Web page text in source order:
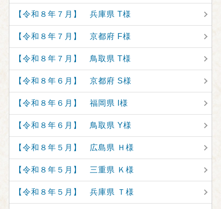
【令和８年７月】 兵庫県 T様
【令和８年７月】 京都府 F様
【令和８年７月】 鳥取県 T様
【令和８年６月】 京都府 S様
【令和８年６月】 福岡県 I様
【令和８年６月】 鳥取県 Y様
【令和８年５月】 広島県 Ｈ様
【令和８年５月】 三重県 Ｋ様
【令和８年５月】 兵庫県 Ｔ様